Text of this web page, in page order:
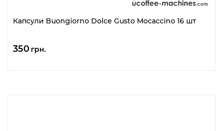
Капсули Buongiorno Dolce Gusto Mocaccino 16 шт
350 грн.